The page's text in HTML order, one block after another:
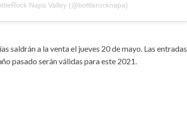
Napa Valley (@bottlerocknapa)
saldrán a la venta el jueves 20 de mayo. Las entradas
pasado serán válidas para este 2021.